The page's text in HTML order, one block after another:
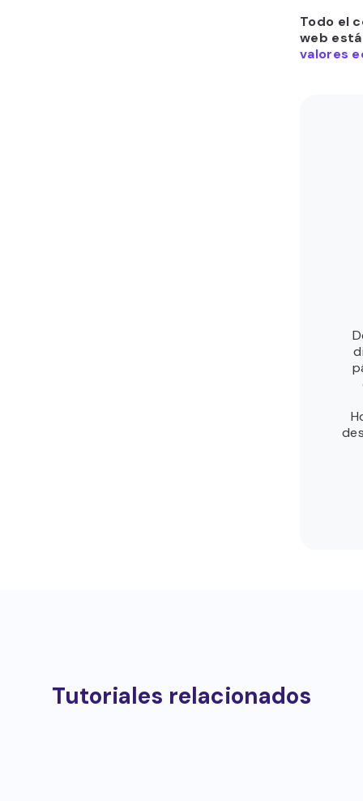
Todo el
web
valores
Tutoriales relacionados